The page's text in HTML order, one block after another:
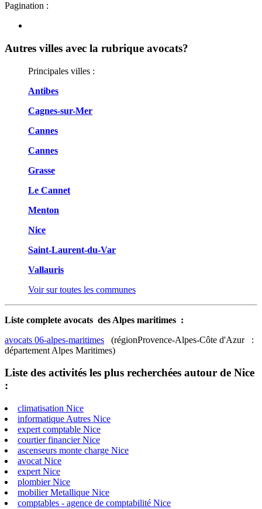
Pagination :
Autres villes avec la rubrique avocats?
Principales villes :
Antibes
Cagnes-sur-Mer
Cannes
Cannes
Grasse
Le Cannet
Menton
Nice
Saint-Laurent-du-Var
Vallauris
Voir sur toutes les communes
Liste complete avocats des Alpes maritimes :
avocats 06-alpes-maritimes (régionProvence-Alpes-Côte d'Azur :
département Alpes Maritimes)
Liste des activités les plus recherchées autour de Nice
:
climatisation Nice
informatique Autres Nice
expert comptable Nice
courtier financier Nice
ascenseurs monte charge Nice
avocat Nice
expert Nice
plombier Nice
mobilier Metallique Nice
comptables - agence de comptabilité Nice